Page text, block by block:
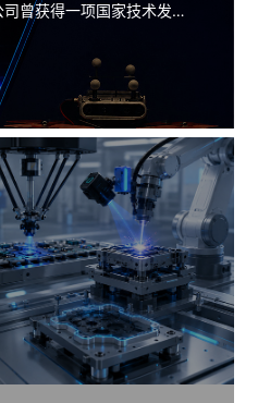
曾获得一项国家技术发明
进步二等奖。 凌云光立体
像技术积累，打造数字人
捕捉、光场重建、虚拟演
视、游戏、直播、高校科
觉服务。